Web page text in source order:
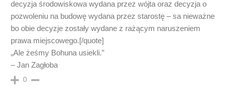
decyzja środowiskowa wydana przez wójta oraz decyzja o
pozwoleniu na budowę wydana przez starostę – sa nieważne
bo obie decyzje zostały wydane z rażącym naruszeniem
prawa miejscowego.[/quote]
„Ale żeśmy Bohuna usiekli.”
– Jan Zagłoba
0